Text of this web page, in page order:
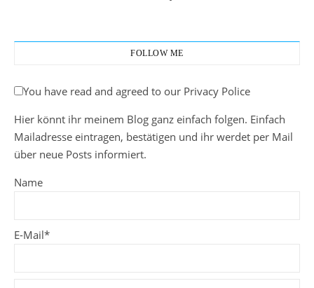
FOLLOW ME
You have read and agreed to our Privacy Police
Hier könnt ihr meinem Blog ganz einfach folgen. Einfach
Mailadresse eintragen, bestätigen und ihr werdet per Mail
über neue Posts informiert.
Name
E-Mail*